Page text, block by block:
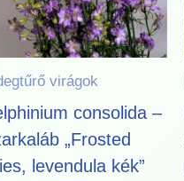
virágok
consolida –
„Frosted
levendula kék”